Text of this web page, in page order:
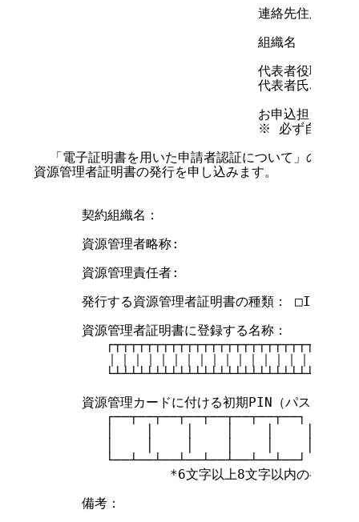
                            連絡先住所
                            組織名
                            代表者役職
代表者氏名
お申込担当者ご
※ 必ず自署願い
「電子証明書を用いた申請者認証について」の内容
資源管理者証明書の発行を申し込みます。
      契約組織名：
      資源管理者略称:
      資源管理責任者:
発行する資源管理者証明書の種類： □IPv4
      資源管理者証明書に登録する名称：
         ┌┬┬┬┬┬┬┬┬┬┬┬┬┬┬┬┬┬┬┬┬┬┬┬┬┬┬┬┬┬┐
｜｜｜｜｜｜｜｜｜｜｜｜｜｜｜｜｜｜｜
         └┴┴┴┴┴┴┴┴┴┴┴┴┴┴┴┴┴┴┴┴┴┴┴┴┴┴┴┴┴┘
資源管理カードに付ける初期PIN（パスワード
         ┌──┬──┬──┬──┬──┬──┬──┬──┐
         └──┴──┴──┴──┴──┴──┴──┴──┘
*6文字以上8文字以内の半角英数
      備考：